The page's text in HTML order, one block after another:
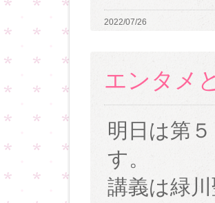
2022/07/26
エンタメ
明日は第
す。
講義は緑